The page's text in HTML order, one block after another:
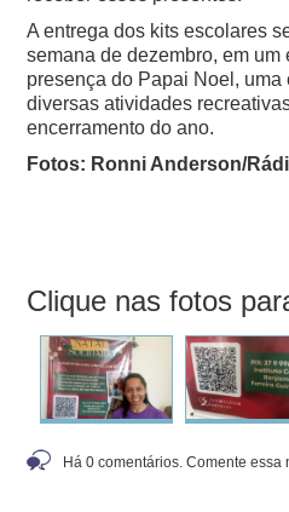
A entrega dos kits escolares
semana de dezembro, em um
presença do Papai Noel,
diversas atividades
encerramento do ano.
Fotos: Ronni Anderson/
Clique nas fotos
Há 0 comentários. Comente essa